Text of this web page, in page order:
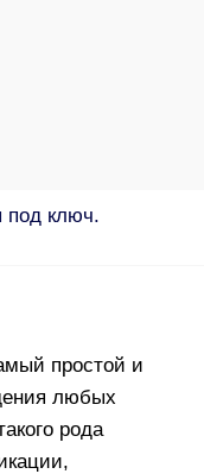
под ключ.
простой и
любых
рода